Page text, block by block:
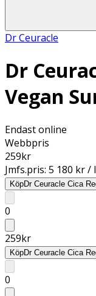
Dr Ceuracle
Dr
Vegan
Endast online
Webbpris
259kr
Jmfs.pris: 5 180 kr / l
KöpDr Ceuracle Cica
0
259kr
KöpDr Ceuracle Cica
0